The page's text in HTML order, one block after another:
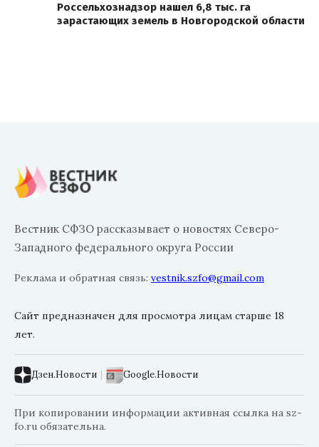
Россельхознадзор нашел 6,8 тыс. га
зарастающих земель в Новгородской области
Вестник СФЗО рассказывает о новостях Северо-
Западного федерального округа России
Реклама и обратная связь: vestnik.szfo@gmail.com
Сайт предназначен для просмотра лицам старше 18
лет.
Дзен.Новости | Google.Новости
При копировании информации активная ссылка на sz-
fo.ru обязательна.